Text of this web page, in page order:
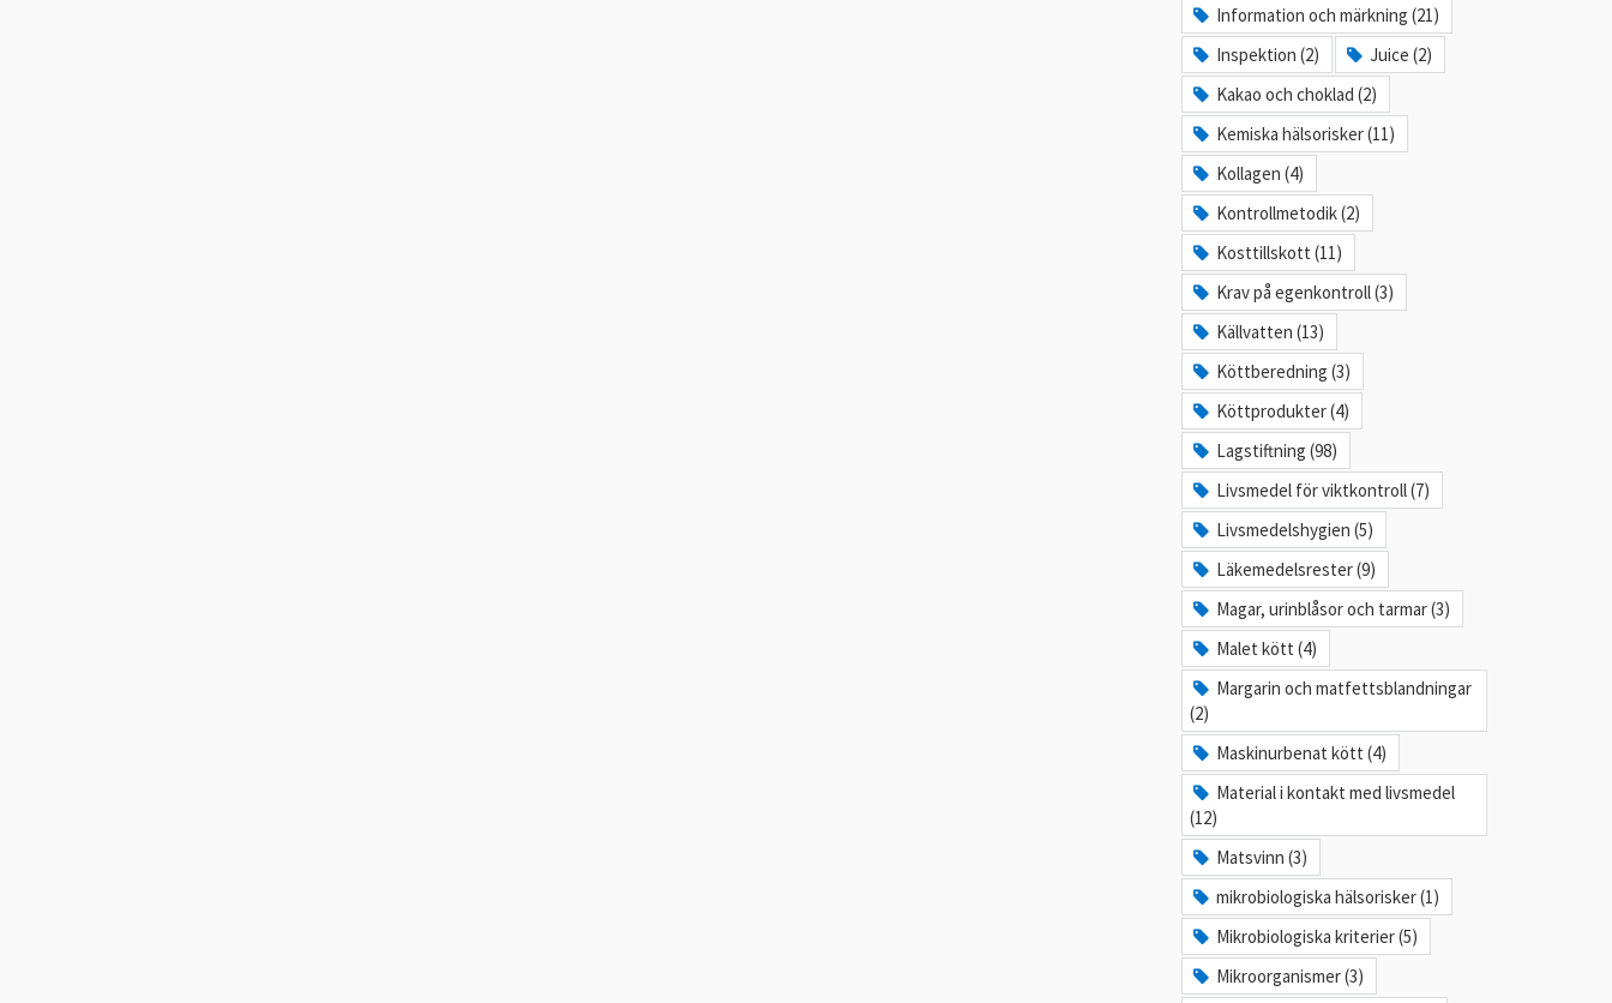
Information och märkning (21)
Inspektion (2)
Juice (2)
Kakao och choklad (2)
Kemiska hälsorisker (11)
Kollagen (4)
Kontrollmetodik (2)
Kosttillskott (11)
Krav på egenkontroll (3)
Källvatten (13)
Köttberedning (3)
Köttprodukter (4)
Lagstiftning (98)
Livsmedel för viktkontroll (7)
Livsmedelshygien (5)
Läkemedelsrester (9)
Magar, urinblåsor och tarmar (3)
Malet kött (4)
Margarin och matfettsblandningar
(2)
Maskinurbenat kött (4)
Material i kontakt med livsmedel
(12)
Matsvinn (3)
mikrobiologiska hälsorisker (1)
Mikrobiologiska kriterier (5)
Mikroorganismer (3)